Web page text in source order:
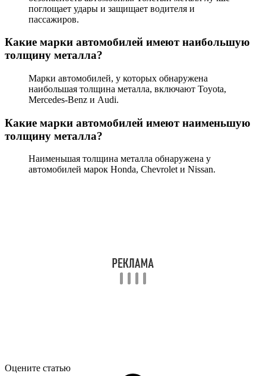
поглощает удары и защищает водителя и
пассажиров.
Какие марки автомобилей имеют наибольшую
толщину металла?
Марки автомобилей, у которых обнаружена
наибольшая толщина металла, включают Toyota,
Mercedes-Benz и Audi.
Какие марки автомобилей имеют наименьшую
толщину металла?
Наименьшая толщина металла обнаружена у
автомобилей марок Honda, Chevrolet и Nissan.
Оцените статью